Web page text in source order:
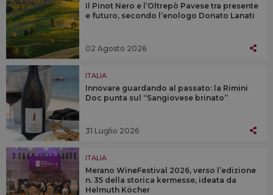
Il Pinot Nero e l’Oltrepò Pavese tra presente
e futuro, secondo l’enologo Donato Lanati
02 Agosto 2026
ITALIA
Innovare guardando al passato: la Rimini
Doc punta sul “Sangiovese brinato”
31 Luglio 2026
ITALIA
Merano WineFestival 2026, verso l’edizione
n. 35 della storica kermesse, ideata da
Helmuth Köcher